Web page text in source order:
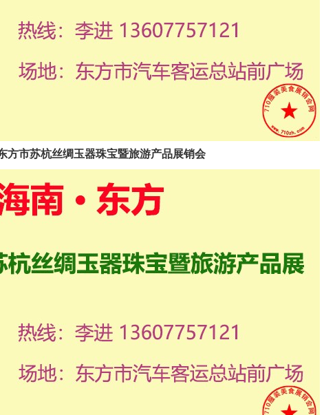
市苏杭丝绸玉器珠宝暨旅游产品展销会